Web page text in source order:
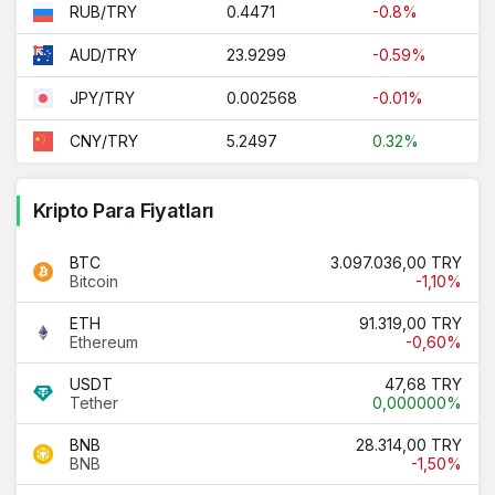
RUB/TRY 0.4471 -0.8%
AUD/TRY 23.9299 -0.59%
JPY/TRY 0.002568 -0.01%
CNY/TRY 5.2497 0.32%
Kripto Para Fiyatları
BTC
Bitcoin
3.097.036,00 TRY
-1,10%
ETH
Ethereum
91.319,00 TRY
-0,60%
USDT
Tether
47,68 TRY
0,000000%
BNB
BNB
28.314,00 TRY
-1,50%